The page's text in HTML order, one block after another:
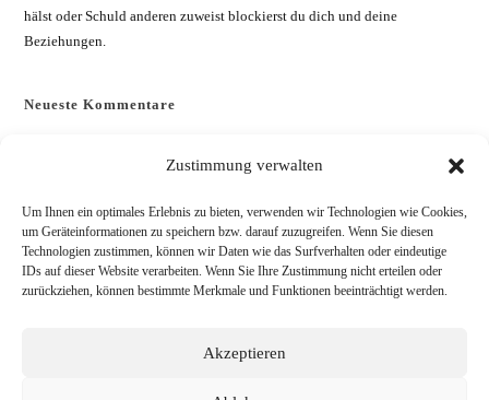
Zustimmung verwalten
Um Ihnen ein optimales Erlebnis zu bieten, verwenden wir Technologien wie Cookies,
um Geräteinformationen zu speichern bzw. darauf zuzugreifen. Wenn Sie diesen
Technologien zustimmen, können wir Daten wie das Surfverhalten oder eindeutige
IDs auf dieser Website verarbeiten. Wenn Sie Ihre Zustimmung nicht erteilen oder
zurückziehen, können bestimmte Merkmale und Funktionen beeinträchtigt werden.
Akzeptieren
hälst oder Schuld anderen zuweist blockierst du dich und deine
Beziehungen.
Neueste Kommentare
Es gibt momentan keine Beiträge, die unter diesem Tag (Schlagwort)
veröffentlicht wurden.